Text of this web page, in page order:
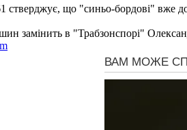
стверджує, що "синьо-бордові" вже
замінить в "Трабзонспорі"